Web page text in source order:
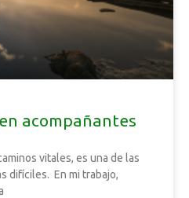
acompañantes
vitales, es una de las
difíciles. En mi trabajo,